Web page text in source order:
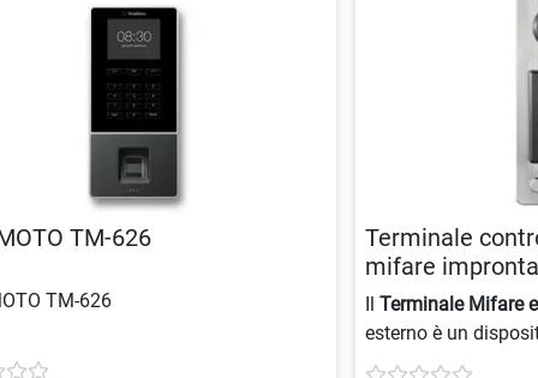
TM-626
TM-626
Terminale
mifare
IlTerminale Mifare
esterno è un
avanzato con